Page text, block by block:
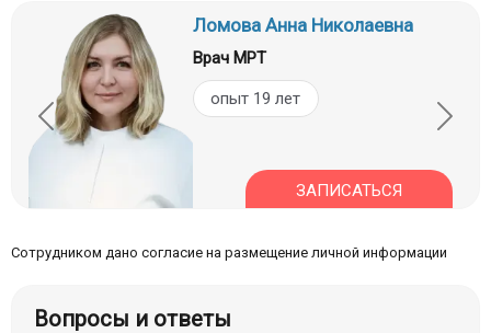
Ломова Анна Николаевна
Врач МРТ
опыт 19 лет
ЗАПИСАТЬСЯ
Сотрудником дано согласие на размещение личной информации
Вопросы и ответы